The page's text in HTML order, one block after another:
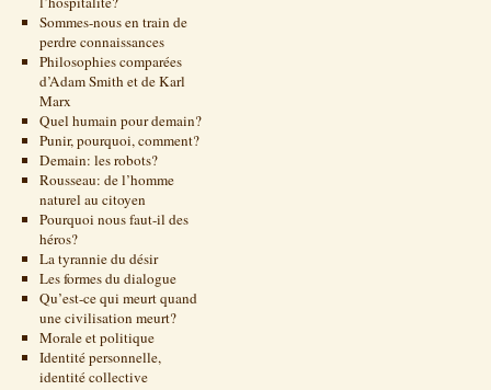
Sommes-nous en train de
perdre connaissances
Philosophies comparées
d’Adam Smith et de Karl
Marx
Quel humain pour demain?
Punir, pourquoi, comment?
Demain: les robots?
Rousseau: de l’homme
naturel au citoyen
Pourquoi nous faut-il des
héros?
La tyrannie du désir
Les formes du dialogue
Qu’est-ce qui meurt quand
une civilisation meurt?
Morale et politique
Identité personnelle,
identité collective